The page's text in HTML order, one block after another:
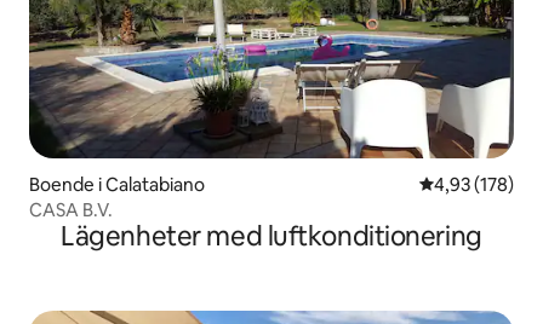
Boende i Calatabiano 4,93 av 5 i
4,93 (178)
CASA B.V.
Lägenheter med luftkonditionering